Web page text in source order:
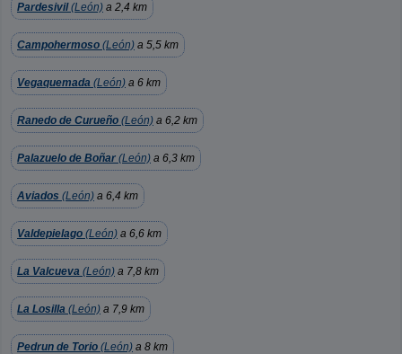
Pardesivil(León) a 2,4 km
Campohermoso (León) a 5,5 km
Vegaquemada (León) a 6 km
Ranedo de Curueño (León) a 6,2 km
Palazuelo de Boñar (León) a 6,3 km
Aviados (León) a 6,4 km
Valdepielago (León) a 6,6 km
La Valcueva (León) a 7,8 km
La Losilla (León) a 7,9 km
Pedrun de Torio (León) a 8 km